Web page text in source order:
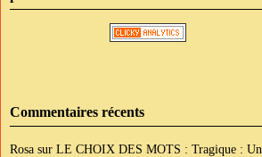
Commentaires récents
Rosa sur LE CHOIX DES MOTS : Tragique : Un